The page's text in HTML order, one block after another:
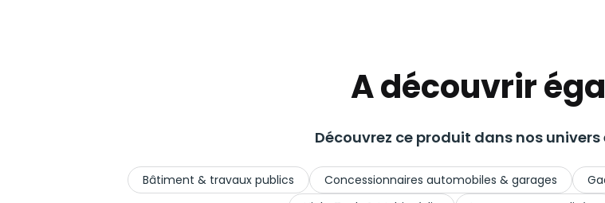
A découvrir
Découvrez ce produit dans nos
Bâtiment & travaux publics Concessionnaires automobiles & garages